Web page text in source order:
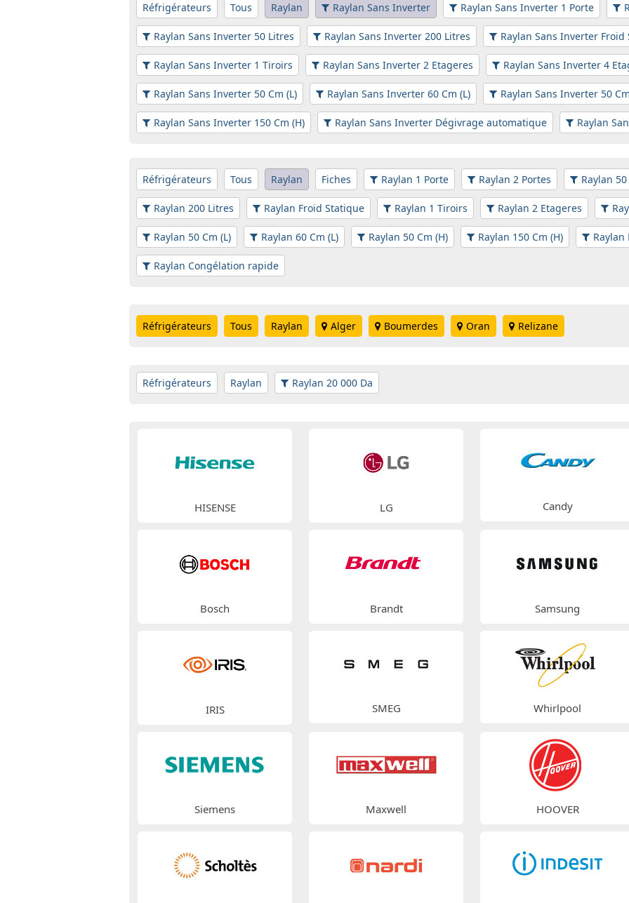
Réfrigérateurs Tous Raylan Raylan Sans Inverter Raylan Sans Inverter 1 Porte
Raylan Sans Inverter 50 Litres Raylan Sans Inverter 200 Litres Raylan Sans Inverter Froid
Raylan Sans Inverter 1 Tiroirs Raylan Sans Inverter 2 Etageres Raylan Sans Inverter 4
Raylan Sans Inverter 50 Cm (L) Raylan Sans Inverter 60 Cm (L) Raylan Sans Inverter 50
Raylan Sans Inverter 150 Cm (H) Raylan Sans Inverter Dégivrage automatique Raylan
Réfrigérateurs Tous Raylan Fiches Raylan 1 Porte Raylan 2 Portes Raylan
Raylan 200 Litres Raylan Froid Statique Raylan 1 Tiroirs Raylan 2 Etageres
Raylan 50 Cm (L) Raylan 60 Cm (L) Raylan 50 Cm (H) Raylan 150 Cm (H)
Raylan Congélation rapide
Réfrigérateurs Tous Raylan Alger Boumerdes Oran Relizane
Réfrigérateurs Raylan Raylan 20 000 Da
HISENSE LG Candy
Bosch Brandt Samsung
IRIS SMEG Whirlpool
Siemens Maxwell HOOVER